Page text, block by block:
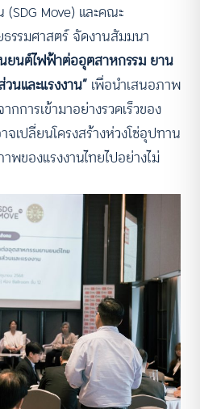
Move) และคณะ
รรมศาสตร์ จัดงานสัมมนา
ยนต์ไฟฟ้าต่ออุตสาหกรรม ยาน
และแรงงาน” เพื่อนำเสนอภาพ
การเข้ามาอย่างรวดเร็วของ
เปลี่ยนโครงสร้างห่วงโซ่อุปทาน
พของแรงงานไทยไปอย่างไม่